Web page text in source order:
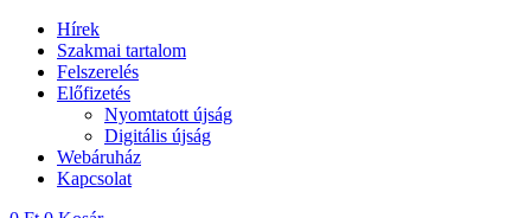
Hírek
Szakmai tartalom
Felszerelés
Előfizetés
Nyomtatott újság
Digitális újság
Webáruház
Kapcsolat